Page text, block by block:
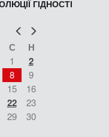
ГІДНОСТІ
Попер
С Н
1 2
8
9
15
16
22
23
29
30